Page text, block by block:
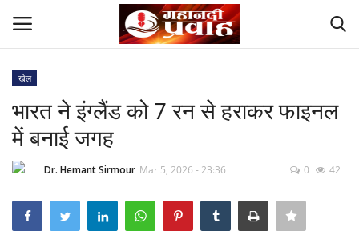
Home
खेल
भारत ने इंग्लैंड को 7 रन से हराकर फाइनल
में बनाई जगह
Dr. Hemant Sirmour Mar 5, 2026 - 23:36 0 42